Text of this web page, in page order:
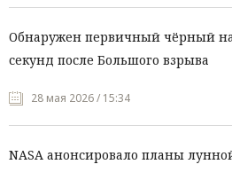
Обнаружен первичный чёрный
секунд после Большого взрыва
28 мая 2026 / 15:34
NASA анонсировало планы